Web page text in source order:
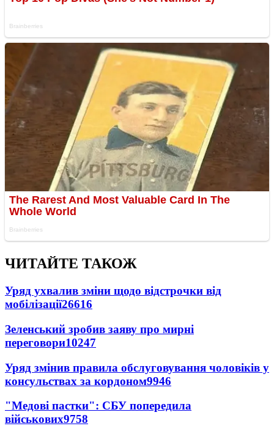
ЧИТАЙТЕ ТАКОЖ
Уряд ухвалив зміни щодо відстрочки від
мобілізації26616
Зеленський зробив заяву про мирні
переговори10247
Уряд змінив правила обслуговування чоловіків у
консульствах за кордоном9946
"Медові пастки": СБУ попередила
військових9758